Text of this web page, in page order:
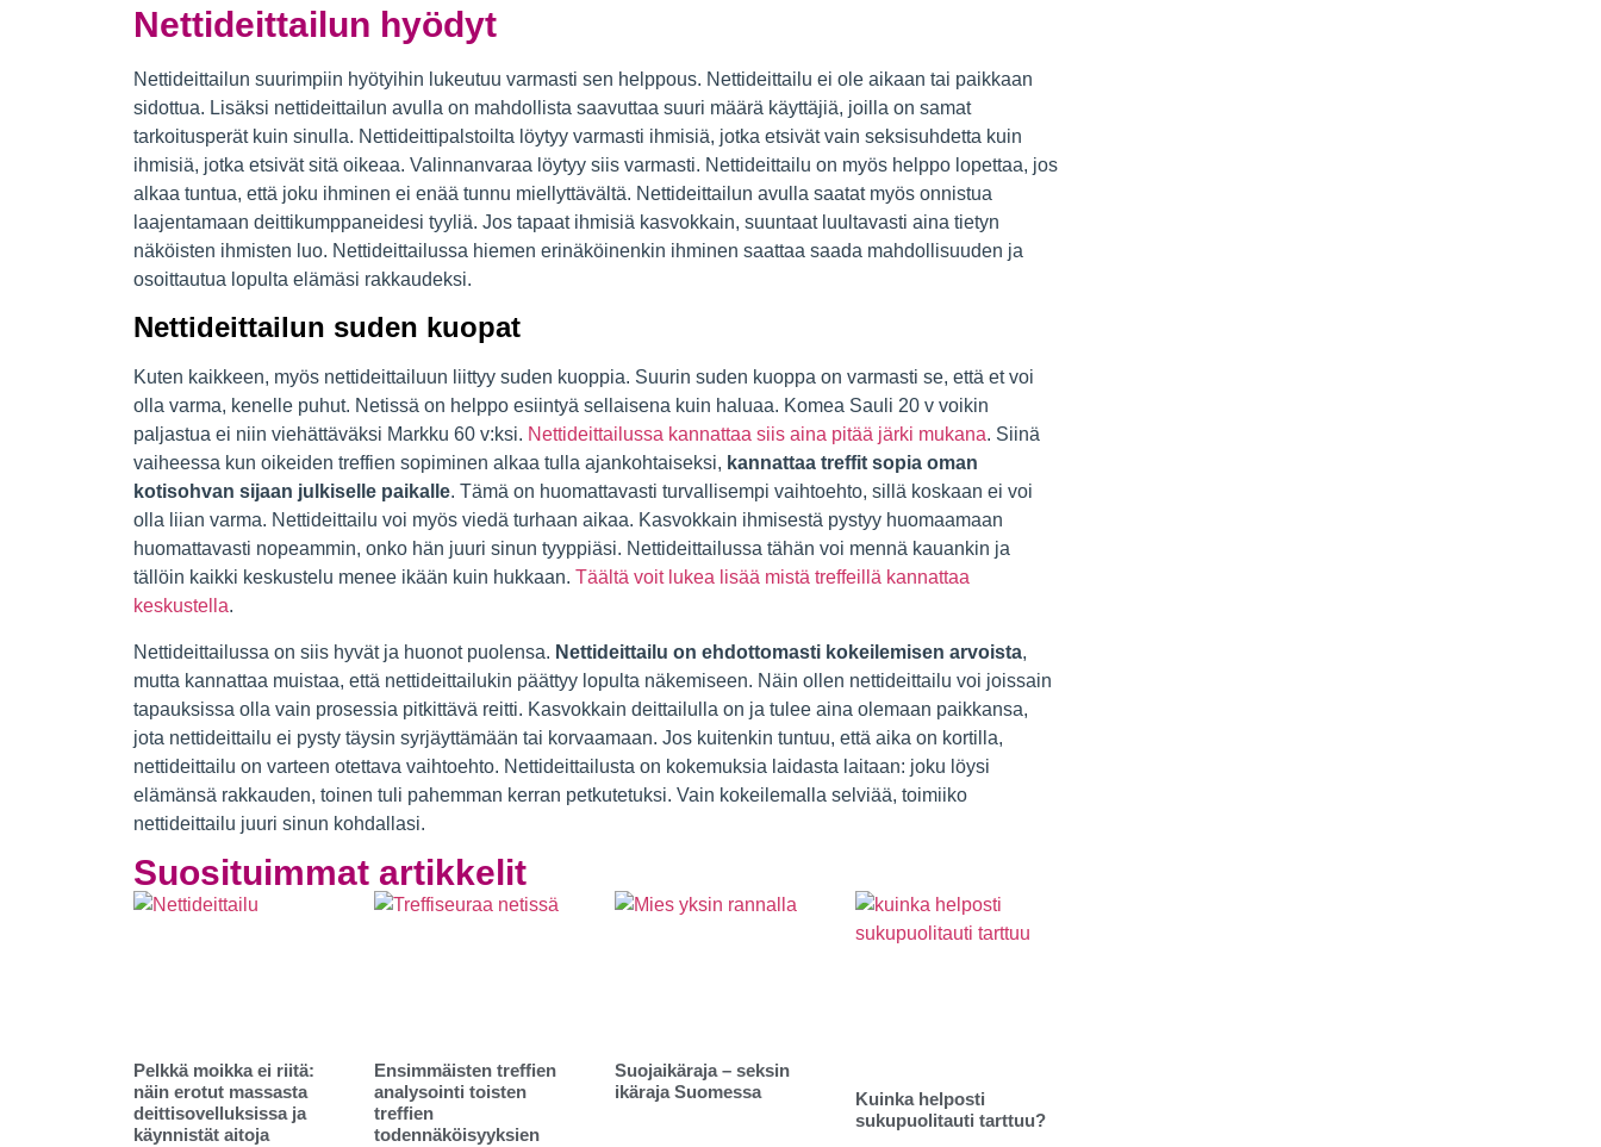
Nettideittailun hyödyt
Nettideittailun suurimpiin hyötyihin lukeutuu varmasti sen helppous. Nettideittailu ei ole aikaan tai paikkaan
sidottua. Lisäksi nettideittailun avulla on mahdollista saavuttaa suuri määrä käyttäjiä, joilla on samat
tarkoitusperät kuin sinulla. Nettideittipalstoilta löytyy varmasti ihmisiä, jotka etsivät vain seksisuhdetta kuin
ihmisiä, jotka etsivät sitä oikeaa. Valinnanvaraa löytyy siis varmasti. Nettideittailu on myös helppo lopettaa, jos
alkaa tuntua, että joku ihminen ei enää tunnu miellyttävältä. Nettideittailun avulla saatat myös onnistua
laajentamaan deittikumppaneidesi tyyliä. Jos tapaat ihmisiä kasvokkain, suuntaat luultavasti aina tietyn
näköisten ihmisten luo. Nettideittailussa hiemen erinäköinenkin ihminen saattaa saada mahdollisuuden ja
osoittautua lopulta elämäsi rakkaudeksi.
Nettideittailun suden kuopat
Kuten kaikkeen, myös nettideittailuun liittyy suden kuoppia. Suurin suden kuoppa on varmasti se, että et voi
olla varma, kenelle puhut. Netissä on helppo esiintyä sellaisena kuin haluaa. Komea Sauli 20 v voikin
paljastua ei niin viehättäväksi Markku 60 v:ksi. Nettideittailussa kannattaa siis aina pitää järki mukana. Siinä
vaiheessa kun oikeiden treffien sopiminen alkaa tulla ajankohtaiseksi, kannattaa treffit sopia oman
kotisohvan sijaan julkiselle paikalle. Tämä on huomattavasti turvallisempi vaihtoehto, sillä koskaan ei voi
olla liian varma. Nettideittailu voi myös viedä turhaan aikaa. Kasvokkain ihmisestä pystyy huomaamaan
huomattavasti nopeammin, onko hän juuri sinun tyyppiäsi. Nettideittailussa tähän voi mennä kauankin ja
tällöin kaikki keskustelu menee ikään kuin hukkaan. Täältä voit lukea lisää mistä treffeillä kannattaa
keskustella.
Nettideittailussa on siis hyvät ja huonot puolensa. Nettideittailu on ehdottomasti kokeilemisen arvoista,
mutta kannattaa muistaa, että nettideittailukin päättyy lopulta näkemiseen. Näin ollen nettideittailu voi joissain
tapauksissa olla vain prosessia pitkittävä reitti. Kasvokkain deittailulla on ja tulee aina olemaan paikkansa,
jota nettideittailu ei pysty täysin syrjäyttämään tai korvaamaan. Jos kuitenkin tuntuu, että aika on kortilla,
nettideittailu on varteen otettava vaihtoehto. Nettideittailusta on kokemuksia laidasta laitaan: joku löysi
elämänsä rakkauden, toinen tuli pahemman kerran petkutetuksi. Vain kokeilemalla selviää, toimiiko
nettideittailu juuri sinun kohdallasi.
Suosituimmat artikkelit
Pelkkä moikka ei riitä:
näin erotut massasta
deittisovelluksissa ja
käynnistät aitoja
Ensimmäisten treffien
analysointi toisten
treffien
todennäköisyyksien
Suojaikäraja – seksin
ikäraja Suomessa
Kuinka helposti
sukupuolitauti tarttuu?